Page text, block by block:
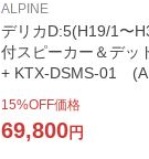
ALPINE
デリカD:5(H19/1〜
付スピーカー＆デ
+ KTX-DSMS-01
15%OFF価格
69,800円